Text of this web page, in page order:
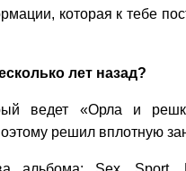
которая к тебе
лет назад?
ведет «Орла и
решил вплотную